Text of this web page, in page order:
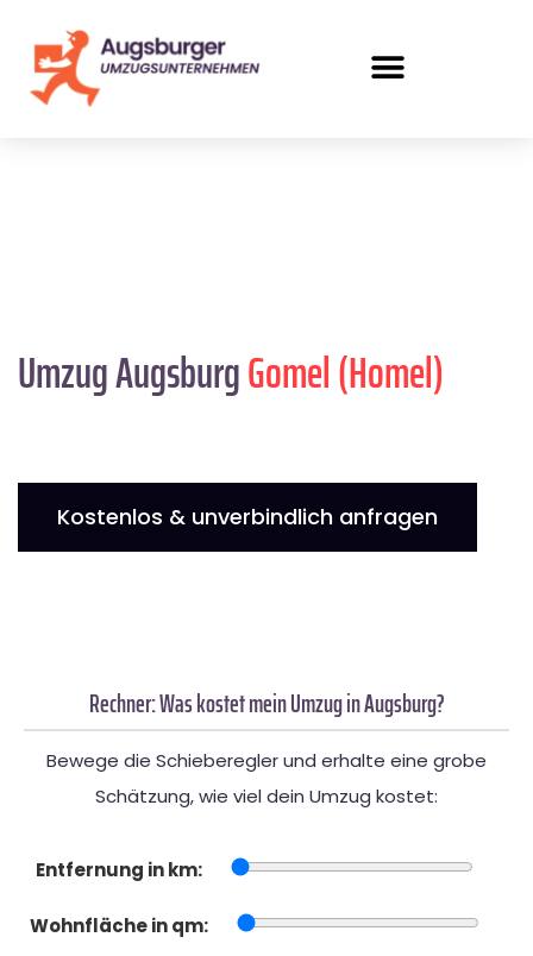
Umzug AugsburgGomel (Homel)
Kostenlos & unverbindlich anfragen
Rechner: Was kostet mein Umzug in Augsburg?
Bewege die Schieberegler und erhalte eine grobe
Schätzung, wie viel dein Umzug kostet:
Entfernung in km:
Wohnfläche in qm: